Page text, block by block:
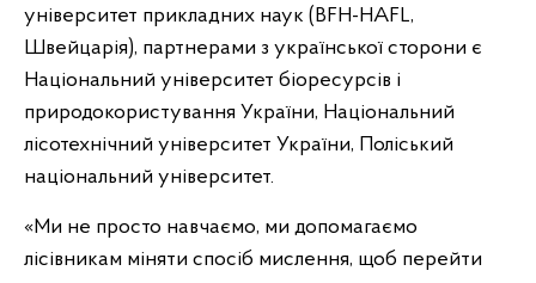
університет прикладних наук (BFH-HAFL,
Швейцарія), партнерами з української сторони є
Національний університет біоресурсів і
природокористування України, Національний
лісотехнічний університет України, Поліський
національний університет.
«Ми не просто навчаємо, ми допомагаємо
лісівникам міняти спосіб мислення, щоб перейти